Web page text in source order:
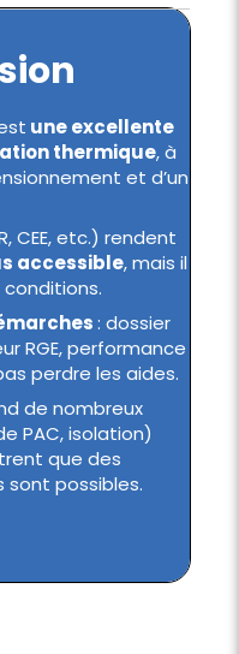
une excellente
thermique, à
et d’un
CEE, etc.) rendent
accessible, mais il
conditions.
: dossier
RGE, performance
perdre les aides.
de nombreux
PAC, isolation)
que des
sont possibles.